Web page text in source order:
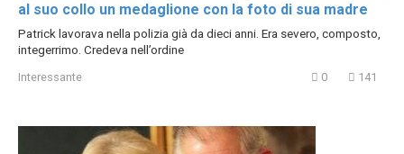
al suo collo un medaglione con la foto di sua madre
Patrick lavorava nella polizia già da dieci anni. Era severo, composto,
integerrimo. Credeva nell’ordine
Interessante 0 141